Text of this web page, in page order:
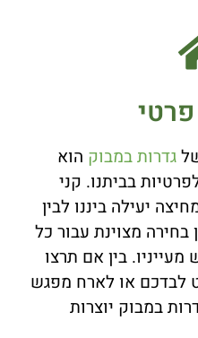
גדרות במבוק הוא
בביתנו. קני
יעילה ביננו לבין
מצוינת עבור כל
בין אם תרצו
לבדכם או לארח מפגש
במבוק יוצרות